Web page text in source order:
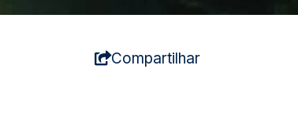
Compartilhar